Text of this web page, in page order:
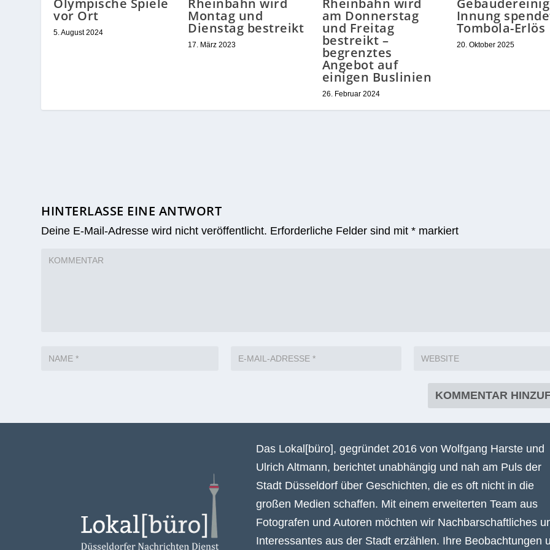
vor Ort
5. August 2024
Montag und
Dienstag bestreikt
17. März 2023
am Donnerstag
und Freitag
bestreikt –
begrenztes
Angebot auf
einigen Buslinien
26. Februar 2024
Innung
Tombola-Erlös
20. Oktober 2025
HINTERLASSE EINE ANTWORT
Deine E-Mail-Adresse wird nicht veröffentlicht. Erforderliche Felder sind mit* markiert
Das Lokal[büro], gegründet 2016 von Wolfgang Harste und
Ulrich Altmann, berichtet unabhängig und nah am Puls der
Stadt Düsseldorf über Geschichten, die es oft nicht in die
großen Medien schaffen. Mit einem erweiterten Team aus
Fotografen und Autoren möchten wir Nachbarschaftliches
Interessantes aus der Stadt erzählen. Ihre Beobachtungen